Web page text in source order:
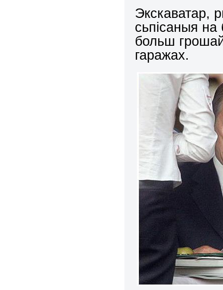
Экскаватар,
сьпісаныя
больш
гаражах.